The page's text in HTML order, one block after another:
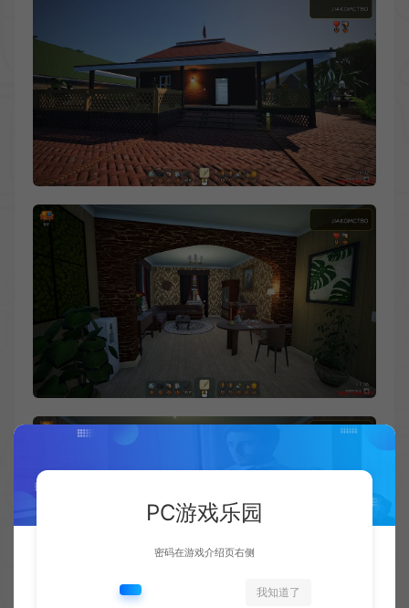
PC游戏乐园
密码在游戏介绍页右侧
我知道了